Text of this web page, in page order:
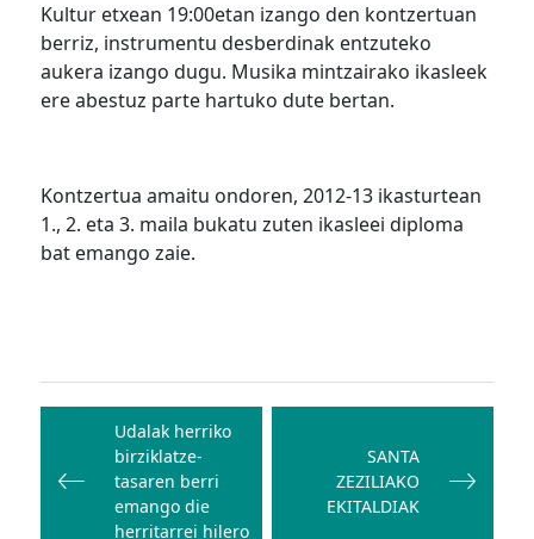
Kultur etxean 19:00etan izango den kontzertuan
berriz, instrumentu desberdinak entzuteko
aukera izango dugu. Musika mintzairako ikasleek
ere abestuz parte hartuko dute bertan.
Kontzertua amaitu ondoren, 2012-13 ikasturtean
1., 2. eta 3. maila bukatu zuten ikasleei diploma
bat emango zaie.
Bidalketetan
zehar
nabigatu
Udalak herriko
birziklatze-
tasaren berri
emango die
herritarrei hilero
SANTA
ZEZILIAKO
EKITALDIAK